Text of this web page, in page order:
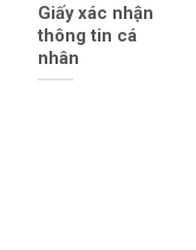
Giấy xác nhận
thông tin cá
nhân